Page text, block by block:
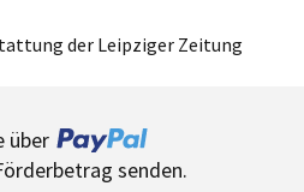
der Leipziger Zeitung
über
senden.